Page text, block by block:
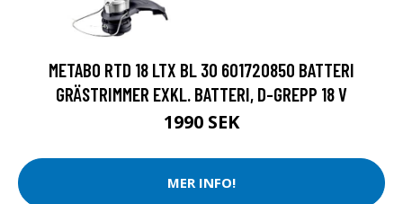
METABO RTD 18 LTX BL 30 601720850 BATTERI
GRÄSTRIMMER EXKL. BATTERI, D-GREPP 18 V
1990 SEK
MER INFO!